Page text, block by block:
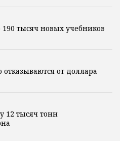
тысяч новых учебников
от доллара
12 тысяч тонн